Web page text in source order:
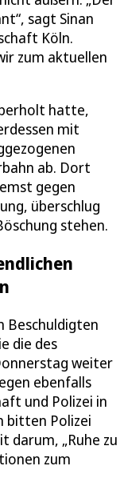
sagt Sinan
Köln.
zum aktuellen
hatte,
mit
ab. Dort
gegen
überschlug
stehen.
Beschuldigten
die des
weiter
ebenfalls
und Polizei in
bitten Polizei
darum, „Ruhe zu
zum